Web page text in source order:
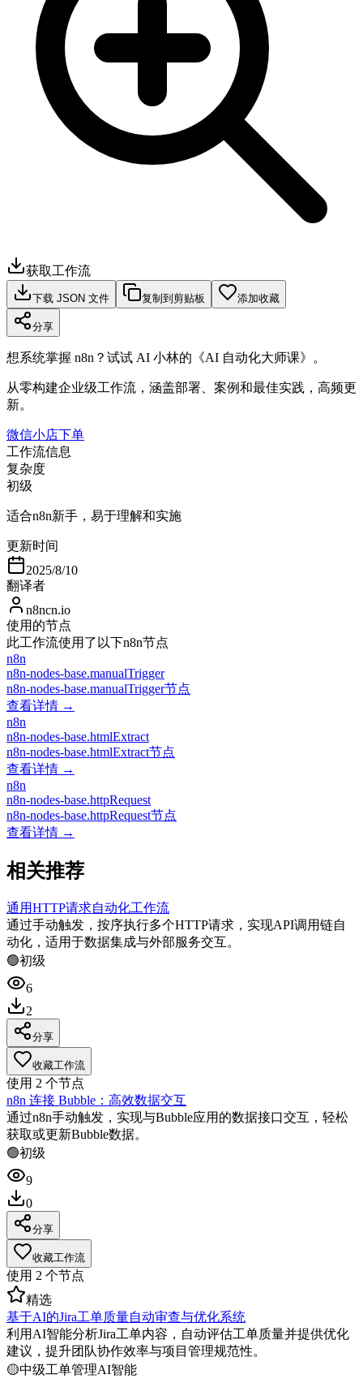
获取工作流
下载 JSON 文件 复制到剪贴板 添加收藏
分享
想系统掌握 n8n？试试 AI 小林的《AI 自动化大师课》。
从零构建企业级工作流，涵盖部署、案例和最佳实践，高频更
新。
微信小店下单
工作流信息
复杂度
初级
适合n8n新手，易于理解和实施
更新时间
2025/8/10
翻译者
n8ncn.io
使用的节点
此工作流使用了以下n8n节点
n8n
n8n-nodes-base.manualTrigger
n8n-nodes-base.manualTrigger节点
查看详情 →
n8n
n8n-nodes-base.htmlExtract
n8n-nodes-base.htmlExtract节点
查看详情 →
n8n
n8n-nodes-base.httpRequest
n8n-nodes-base.httpRequest节点
查看详情 →
相关推荐
通用HTTP请求自动化工作流
通过手动触发，按序执行多个HTTP请求，实现API调用链自
动化，适用于数据集成与外部服务交互。
🟢初级
6
2
分享
收藏工作流
使用 2 个节点
n8n 连接 Bubble：高效数据交互
通过n8n手动触发，实现与Bubble应用的数据接口交互，轻松
获取或更新Bubble数据。
🟢初级
9
0
分享
收藏工作流
使用 2 个节点
精选
基于AI的Jira工单质量自动审查与优化系统
利用AI智能分析Jira工单内容，自动评估工单质量并提供优化
建议，提升团队协作效率与项目管理规范性。
🟡中级工单管理AI智能